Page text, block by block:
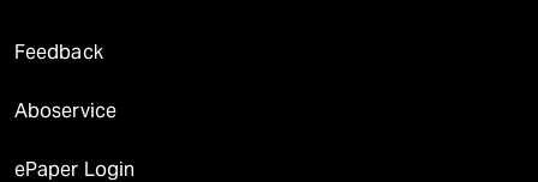
Feedback
Aboservice
ePaper Login